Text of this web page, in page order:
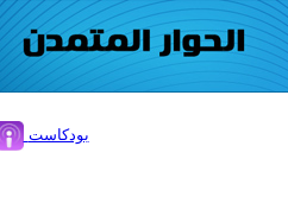
بودكاست